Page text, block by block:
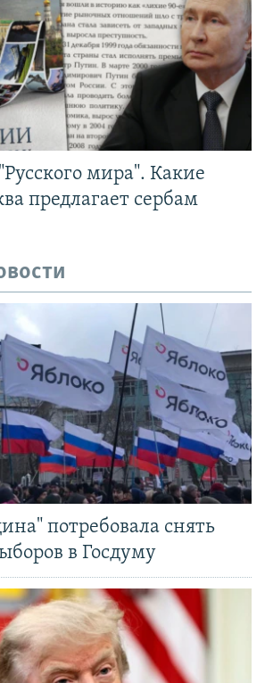
мира". Какие
предлагает сербам
потребовала снять
в Госдуму